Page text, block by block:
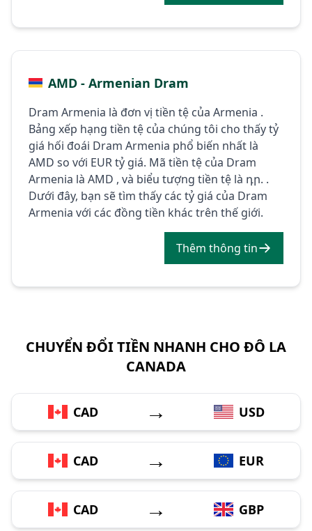
AMD - Armenian Dram
Dram Armenia là đơn vị tiền tệ của Armenia .
Bảng xếp hạng tiền tệ của chúng tôi cho thấy tỷ
giá hối đoái Dram Armenia phổ biến nhất là
AMD so với EUR tỷ giá. Mã tiền tệ của Dram
Armenia là AMD , và biểu tượng tiền tệ là դր. .
Dưới đây, bạn sẽ tìm thấy các tỷ giá của Dram
Armenia với các đồng tiền khác trên thế giới.
Thêm thông tin
CHUYỂN ĐỔI TIỀN NHANH CHO ĐÔ LA
CANADA
CAD → USD
CAD → EUR
CAD → GBP